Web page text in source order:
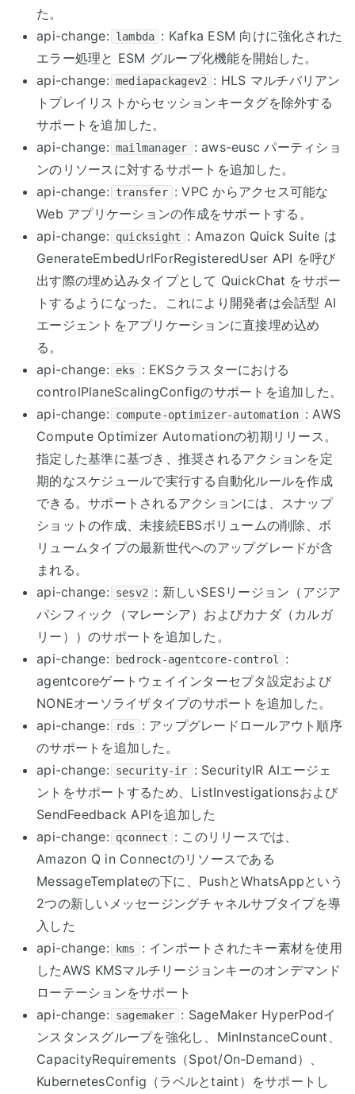
た。
api-change:
lambda : Kafka ESM 向けに強化された
エラー処理と ESM グループ化機能を開始した。
api-change: mediapackagev2
: HLS マルチバリアン
トプレイリストからセッションキータグを除外する
サポートを追加した。
api-change: mailmanager
: aws-eusc パーティショ
ンのリソースに対するサポートを追加した。
api-change:
transfer : VPC からアクセス可能な
Web アプリケーションの作成をサポートする。
api-change:
quicksight
: Amazon Quick Suite は
GenerateEmbedUrlForRegisteredUser API を呼び
出す際の埋め込みタイプとして QuickChat をサポー
トするようになった。これにより開発者は会話型 AI
エージェントをアプリケーションに直接埋め込め
る。
api-change:
eks
: EKSクラスターにおける
controlPlaneScalingConfigのサポートを追加した。
api-change:
compute-optimizer-automation : AWS
Compute Optimizer Automationの初期リリース。
指定した基準に基づき、推奨されるアクションを定
期的なスケジュールで実行する自動化ルールを作成
できる。サポートされるアクションには、スナップ
ショットの作成、未接続EBSボリュームの削除、ボ
リュームタイプの最新世代へのアップグレードが含
まれる。
api-change:
sesv2
: 新しいSESリージョン（アジア
パシフィック（マレーシア）およびカナダ（カルガ
リー））のサポートを追加した。
api-change:
bedrock-agentcore-control
:
agentcoreゲートウェイインターセプタ設定および
NONEオーソライザタイプのサポートを追加した。
api-change:
rds
: アップグレードロールアウト順序
のサポートを追加した。
api-change:
security-ir
: SecurityIR AIエージェ
ントをサポートするため、ListInvestigationsおよび
SendFeedback APIを追加した
api-change:
qconnect
: このリリースでは、
Amazon Q in Connectのリソースである
MessageTemplateの下に、PushとWhatsAppという
2つの新しいメッセージングチャネルサブタイプを導
入した
api-change:
kms
: インポートされたキー素材を使用
したAWS KMSマルチリージョンキーのオンデマンド
ローテーションをサポート
api-change:
sagemaker : SageMaker HyperPodイ
ンスタンスグループを強化し、MinInstanceCount、
CapacityRequirements（Spot/On-Demand）、
KubernetesConfig（ラベルとtaint）をサポートし